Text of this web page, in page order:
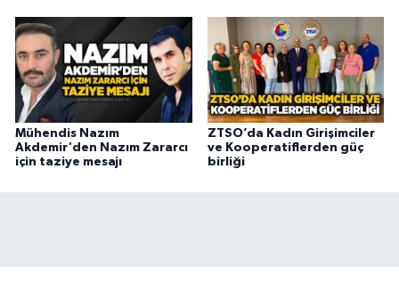
Mühendis Nazım
Akdemir'den Nazım Zararcı
için taziye mesajı
ZTSO’da Kadın Girişimciler
ve Kooperatiflerden güç
birliği